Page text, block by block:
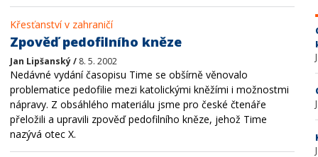
Křesťanství v zahraničí
Zpověď pedofilního kněze
Jan Lipšanský / 8. 5. 2002
Nedávné vydání časopisu Time se obšírně věnovalo
problematice pedofilie mezi katolickými kněžími i možnostmi
nápravy. Z obsáhlého materiálu jsme pro české čtenáře
přeložili a upravili zpověď pedofilního kněze, jehož Time
nazývá otec X.